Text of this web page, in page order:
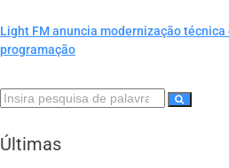
Light FM anuncia modernização técnica
programação
Últimas